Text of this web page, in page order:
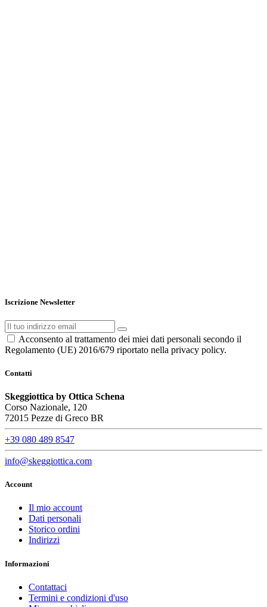
Iscrizione Newsletter
Acconsento al trattamento dei miei dati personali secondo il
Regolamento (UE) 2016/679 riportato nella privacy policy.
Contatti
Skeggiottica by Ottica Schena
Corso Nazionale, 120
72015 Pezze di Greco BR
+39 080 489 8547
info@skeggiottica.com
Account
Il mio account
Dati personali
Storico ordini
Indirizzi
Informazioni
Contattaci
Termini e condizioni d'uso